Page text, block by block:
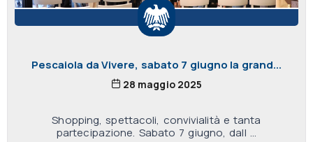
Pescaiola da Vivere, sabato 7 giugno la grand...
28 maggio 2025
Shopping, spettacoli, convivialità e tanta
partecipazione. Sabato 7 giugno, dall ...